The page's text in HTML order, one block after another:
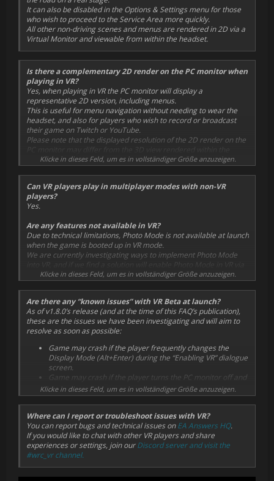
driving, is enabled.
Slider Settings:
Crash Vignette:
'0' turns the effect off completely.
HUD Scale:
This changes the overall size of the 'heads-up display'
during racing.
All components that make up this display, scale with that
change.
The larger the number the larger the size of the display.
HUD Position:
This changes the position of the 'heads-up display' during
racing, up or down, in the view.
The larger the number the higher the display will appear.
HUD Distance:
This changes the position of the 'heads-up display' during
racing, towards or away from the initial view point.
Virtual Monitor Scale:
This changes the overall size of the 'virtual monitor' that
displays the game when not driving.
All menu components, within this display, scale with that
change.
The larger the number the larger the size of the display.
Virtual Monitor Position:
This changes the position of the 'virtual monitor', that
displays the game when not driving, up or down in the
view.
The larger the number the higher the display will appear.
Virtual Monitor Distance:
displays the game when not driving, towards or away from
the initial view point.
The larger the number the further away the display will
appear.
It can also be disabled in the Options & Settings menu for those
who wish to proceed to the Service Area more quickly.
All other non-driving scenes and menus are rendered in 2D via a
Virtual Monitor and viewable from within the headset.
Is there a complementary 2D render on the PC monitor when
playing in VR?
Yes, when playing in VR the PC monitor will display a
representative 2D version, including menus.
This is useful for menu navigation without needing to wear the
headset, and also for players who wish to record or broadcast
their game on Twitch or YouTube.
Please note that the displayed resolution of the 2D render on the
PC monitor may differ from the 3D view rendered within the
headset.
In all 2D scenes, the Virtual Monitor from within the headset is
replicated on the PC monitor.
For 3D scenes (ie: when driving and during stage reveal if
enabled), the view from only one eye is displayed on the PC
monitor.
Klicke in dieses Feld, um es in vollständiger Größe anzuzeigen.
Can VR players play in multiplayer modes with non-VR
players?
Yes.
Are any features not available in VR?
Due to technical limitations, Photo Mode is not available at launch
when the game is booted up in VR mode.
We are currently investigating ways to implement Photo Mode
into VR, and if we find a solution will enable Photo Mode in VR via
a future update.
Klicke in dieses Feld, um es in vollständiger Größe anzuzeigen.
Are there any “known issues” with VR Beta at launch?
As of v1.8.0’s release (and at the time of this FAQ’s publication),
these are the issues we have been investigating and will aim to
resolve as soon as possible:
Game may crash if the player frequently changes the
Display Mode (Alt+Enter) during the “Enabling VR” dialogue
screen.
Game may crash if the player turns the PC monitor off and
on again while VR is active.
Game may close abruptly when the player removes and
re-wears the headset, during Replays in Time Trial. (Meta
Quest 2 + RTX 2070 Super)
Performance on Meta Quest headsets will drop for a
period of time after enabling or disabling passthrough.
This could last for around 30 seconds, though may be
longer in specific scenarios.
HP Reverb does not launch the game in VR Mode by
default. To fix, go to Steam VR settings > OpenXR > Change
Klicke in dieses Feld, um es in vollständiger Größe anzuzeigen.
Where can I report or troubleshoot issues with VR?
You can report bugs and technical issues onEA Answers HQ.
If you would like to chat with other VR players and share
experiences or settings, join ourDiscord server and visit the
#wrc_vr channel.